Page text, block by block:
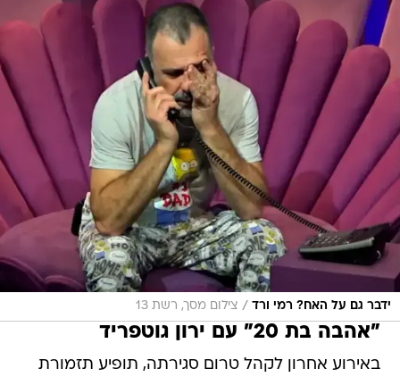
ידבר גם על האח? רמי ורד / צילום מסך, רשת 13
"אהבה בת 20" עם ירון גוטפריד
באירוע אחרון לקהל טרום סגירתה, תופיע תזמורת